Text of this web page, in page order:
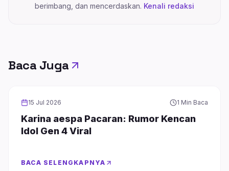
berimbang, dan mencerdaskan. Kenali redaksi
Baca Juga
INFOTAINMENT
15 Jul 2026 1 Min Baca
Karina aespa Pacaran: Rumor Kencan
Idol Gen 4 Viral
BACA SELENGKAPNYA